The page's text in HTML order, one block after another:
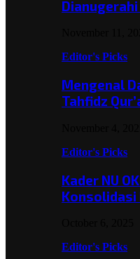
Editor's Picks
Mengenal
Tahfidz
Editor's Picks
Kader NU
Konsolidasi
Editor's Picks